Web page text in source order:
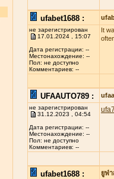
ufabet1688 :
не зарегистрирован
17.01.2024 , 15:07
Дата регистрации: --
Местонахождение: --
Пол: не доступно
Комментариев: --
It
UFAAUTO789 :
не зарегистрирован
31.12.2023 , 04:54
Дата регистрации: --
Местонахождение: --
Пол: не доступно
Комментариев: --
ufabet1688 : ยูฟ่